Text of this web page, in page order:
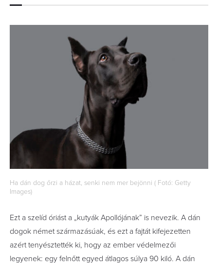
Ha dán dog őrzi a házat, senki nem mer bejönni ( Fotó: Getty
Images)
Ezt a szelíd óriást a „kutyák Apollójának” is nevezik. A dán
dogok német származásúak, és ezt a fajtát kifejezetten
azért tenyésztették ki, hogy az ember védelmezői
legyenek: egy felnőtt egyed átlagos súlya 90 kiló. A dán